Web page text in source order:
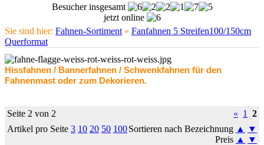
Besucher insgesamt
jetzt online
Sie sind hier: Fahnen-Sortiment » Fanfahnen 5 Streifen100/150cm
Querformat
Hissfahnen / Bannerfahnen / Schwenkfahnen für den
Fahnenmast oder zum Dekorieren.
Seite 2 von 2 « 1
2
Artikel pro Seite 3 10 20 50 100Sortieren nach Bezeichnung ▲
▼
Preis ▲ ▼